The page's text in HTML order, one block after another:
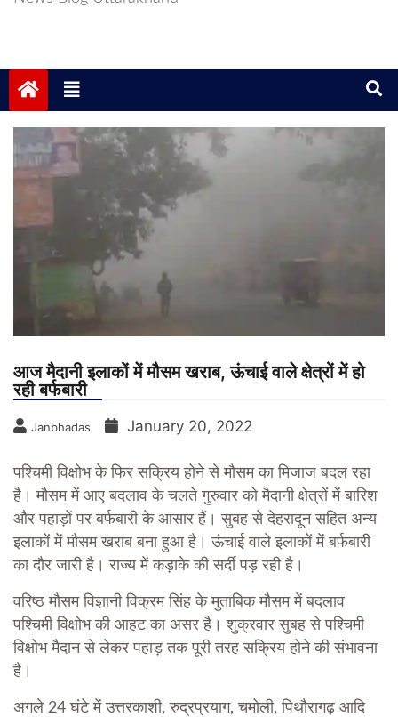
आज मैदानी इलाकों में मौसम खराब, ऊंचाई वाले क्षेत्रों में हो
रही बर्फबारी
Janbhadas January 20, 2022
पश्चिमी विक्षोभ के फिर सक्रिय होने से मौसम का मिजाज बदल रहा
है। मौसम में आए बदलाव के चलते गुरुवार को मैदानी क्षेत्रों में बारिश
और पहाड़ों पर बर्फबारी के आसार हैं। सुबह से देहरादून सहित अन्य
इलाकों में मौसम खराब बना हुआ है। ऊंचाई वाले इलाकों में बर्फबारी
का दौर जारी है। राज्य में कड़ाके की सर्दी पड़ रही है।
वरिष्ठ मौसम विज्ञानी विक्रम सिंह के मुताबिक मौसम में बदलाव
पश्चिमी विक्षोभ की आहट का असर है। शुक्रवार सुबह से पश्चिमी
विक्षोभ मैदान से लेकर पहाड़ तक पूरी तरह सक्रिय होने की संभावना
है।
अगले 24 घंटे में उत्तरकाशी, रुद्रप्रयाग, चमोली, पिथौरागढ़ आदि